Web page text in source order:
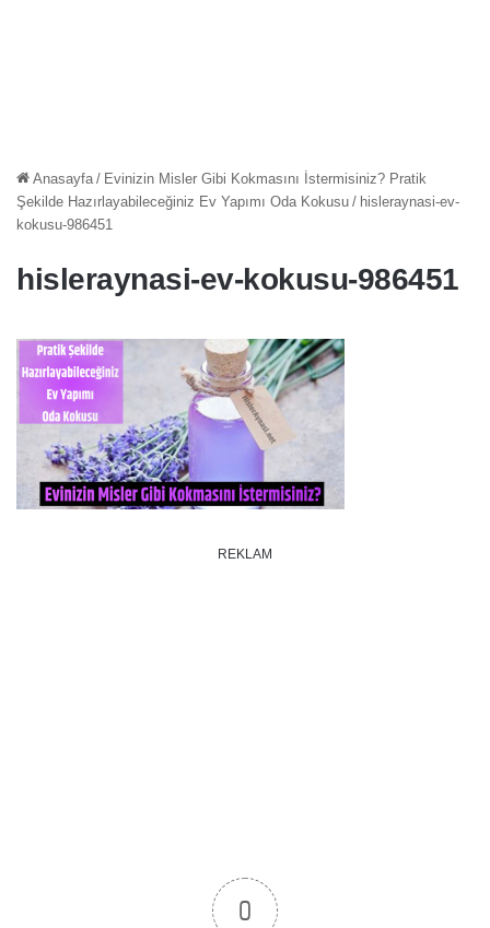
Anasayfa / Evinizin Misler Gibi Kokmasını İstermisiniz? Pratik
Şekilde Hazırlayabileceğiniz Ev Yapımı Oda Kokusu / hisleraynasi-ev-
kokusu-986451
hisleraynasi-ev-kokusu-986451
REKLAM
0